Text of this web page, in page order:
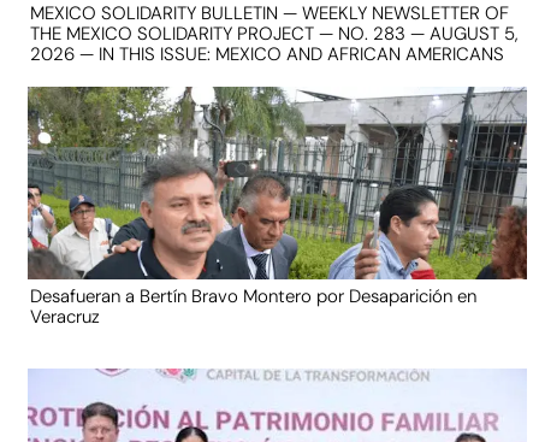
MEXICO SOLIDARITY BULLETIN — WEEKLY NEWSLETTER OF
THE MEXICO SOLIDARITY PROJECT — NO. 283 — AUGUST 5,
2026 — IN THIS ISSUE: MEXICO AND AFRICAN AMERICANS
Desafueran a Bertín Bravo Montero por Desaparición en
Veracruz